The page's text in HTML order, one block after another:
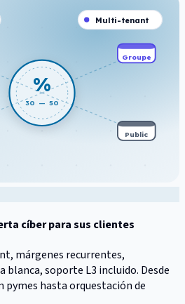
%
30 — 50
Groupe
Public
Multi-tenant
cíber para sus clientes
márgenes recurrentes,
blanca, soporte L3 incluido. Desde
pymes hasta orquestación de